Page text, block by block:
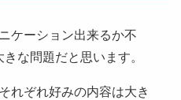
ケーション出来るか不
な問題だと思います。
れぞれ好みの内容は大き